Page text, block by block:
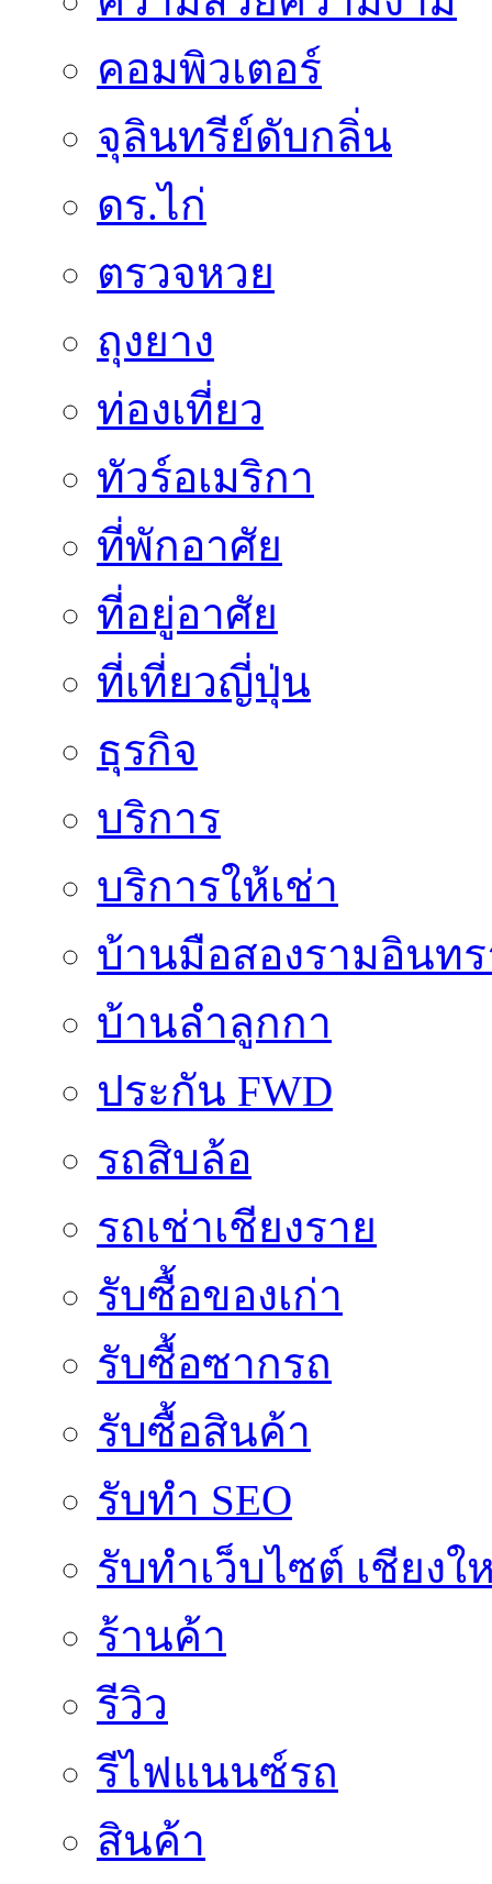
คอมพิวเตอร์
จุลินทรีย์ดับกลิ่น
ดร.ไก่
ตรวจหวย
ถุงยาง
ท่องเที่ยว
ทัวร์อเมริกา
ที่พักอาศัย
ที่อยู่อาศัย
ที่เที่ยวญี่ปุ่น
ธุรกิจ
บริการ
บริการให้เช่า
บ้านมือสองรามอินท
บ้านลำลูกกา
ประกัน FWD
รถสิบล้อ
รถเช่าเชียงราย
รับซื้อของเก่า
รับซื้อซากรถ
รับซื้อสินค้า
รับทำ SEO
รับทำเว็บไซต์ เชียงใ
ร้านค้า
รีวิว
รีไฟแนนซ์รถ
สินค้า